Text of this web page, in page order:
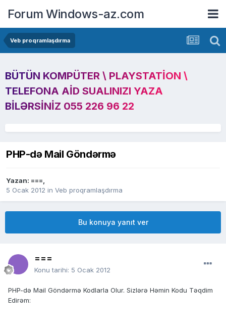
Forum Windows-az.com
Veb proqramlaşdırma
BÜTÜN KOMPÜTER \ PLAYSTATION \
TELEFONA AID SUALINIZI YAZA
BILƏRSINIZ 055 226 96 22
PHP-də Mail Göndərmə
Yazan: ===,
5 Ocak 2012 in Veb proqramlaşdırma
Bu konuya yanıt ver
===
Konu tarihi: 5 Ocak 2012
PHP-də Mail Göndərmə Kodlarla Olur. Sizlərə Həmin Kodu Təqdim
Edirəm: